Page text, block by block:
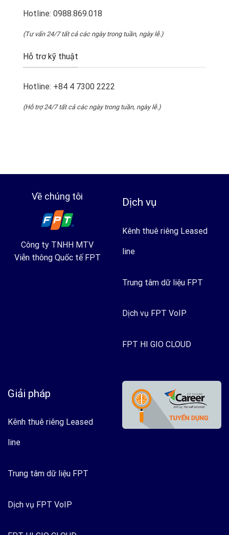
Hotline: 0988.869.018
(Tư vấn 24/7 tất cả các ngày trong tuần, ngày lễ.)
Hỗ trơ kỹ thuật
Hotline: +84 4 7300 2222
(Hỗ trợ 24/7 tất cả các ngày trong tuần, ngày lễ.)
Về chúng tôi
Công ty TNHH MTV
Viễn thông Quốc tế FPT
Dịch vụ
Kênh thuê riêng Leased
line
Trung tâm dữ liệu FPT
Dịch vụ FPT VoIP
FPT HI GIO CLOUD
Giải pháp
Kênh thuê riêng Leased
line
Trung tâm dữ liệu FPT
Dịch vụ FPT VoIP